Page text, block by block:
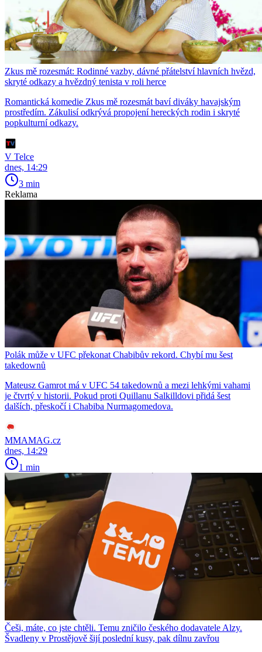
Zkus mě rozesmát: Rodinné vazby, dávné přátelství hlavních hvězd,
skryté odkazy a hvězdný tenista v roli herce
Romantická komedie Zkus mě rozesmát baví diváky havajským
prostředím. Zákulisí odkrývá propojení hereckých rodin i skryté
popkulturní odkazy.
V Telce
dnes, 14:29
3 min
Reklama
Polák může v UFC překonat Chabibův rekord. Chybí mu šest
takedownů
Mateusz Gamrot má v UFC 54 takedownů a mezi lehkými vahami
je čtvrtý v historii. Pokud proti Quillanu Salkilldovi přidá šest
dalších, přeskočí i Chabiba Nurmagomedova.
MMAMAG.cz
dnes, 14:29
1 min
Češi, máte, co jste chtěli. Temu zničilo českého dodavatele Alzy.
Švadleny v Prostějově šijí poslední kusy, pak dílnu zavřou